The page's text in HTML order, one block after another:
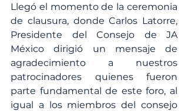
Llegó el momento de la ceremonia
de clausura, donde Carlos Latorre,
Presidente del Consejo de JA
México dirigió un mensaje de
agradecimiento a nuestros
patrocinadores quienes fueron
parte fundamental de este foro, al
igual a los miembros del consejo